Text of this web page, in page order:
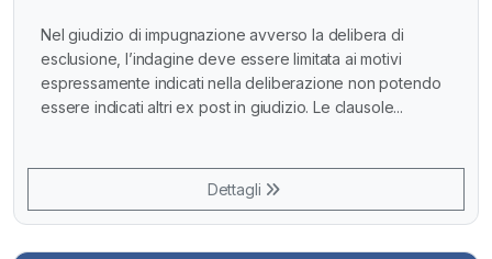
Nel giudizio di impugnazione avverso la delibera di
esclusione, l’indagine deve essere limitata ai motivi
espressamente indicati nella deliberazione non potendo
essere indicati altri ex post in giudizio. Le clausole...
Dettagli